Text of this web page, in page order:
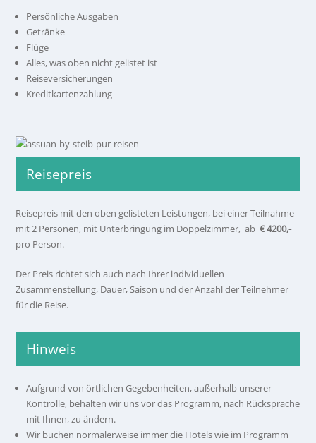
Persönliche Ausgaben
Getränke
Flüge
Alles, was oben nicht gelistet ist
Reiseversicherungen
Kreditkartenzahlung
Reisepreis
Reisepreis mit den oben gelisteten Leistungen, bei einer Teilnahme
mit 2 Personen, mit Unterbringung im Doppelzimmer, ab € 4200,-
pro Person.
Der Preis richtet sich auch nach Ihrer individuellen
Zusammenstellung, Dauer, Saison und der Anzahl der Teilnehmer
für die Reise.
Hinweis
Aufgrund von örtlichen Gegebenheiten, außerhalb unserer
Kontrolle, behalten wir uns vor das Programm, nach Rücksprache
mit Ihnen, zu ändern.
Wir buchen normalerweise immer die Hotels wie im Programm